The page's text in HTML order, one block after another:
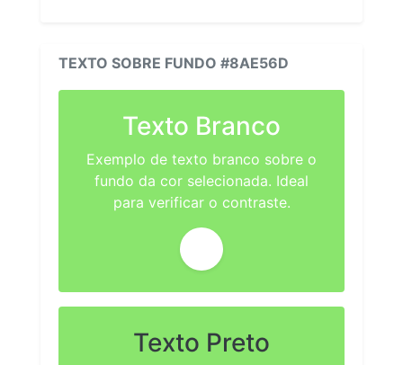
TEXTO SOBRE FUNDO #8AE56D
Texto Branco
Exemplo de texto branco sobre o
fundo da cor selecionada. Ideal
para verificar o contraste.
Texto Preto